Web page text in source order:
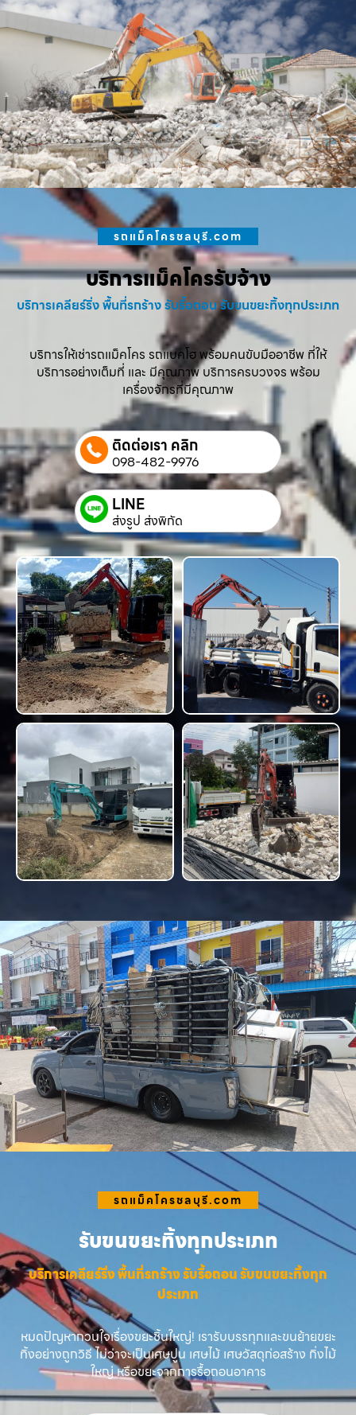
รถแม็คโครชลบุรี.com
บริการแม็คโครรับจ้าง
บริการเคลียร์ริ่ง พื้นที่รกร้าง รับรื้อถอน รับขนขยะทิ้งทุกประเภท
บริการให้เช่ารถแม็คโคร รถแบคโฮ พร้อมคนขับมืออาชีพ ที่ให้
บริการอย่างเต็มที่ และ มีคุณภาพ บริการครบวงจร พร้อม
เครื่องจักรที่มีคุณภาพ
ติดต่อเรา คลิก
098-482-9976
LINE
ส่งรูป ส่งพิกัด
รถแม็คโครชลบุรี.com
รับขนขยะทิ้งทุกประเภท
บริการเคลียร์ริ่ง พื้นที่รกร้าง รับรื้อถอน รับขนขยะทิ้งทุก
ประเภท
หมดปัญหากวนใจเรื่องขยะชิ้นใหญ่! เรารับบรรทุกและขนย้ายขยะ
ทิ้งอย่างถูกวิธี ไม่ว่าจะเป็นเศษปูน เศษไม้ เศษวัสดุก่อสร้าง กิ่งไม้
ใหญ่ หรือขยะจากการรื้อถอนอาคาร